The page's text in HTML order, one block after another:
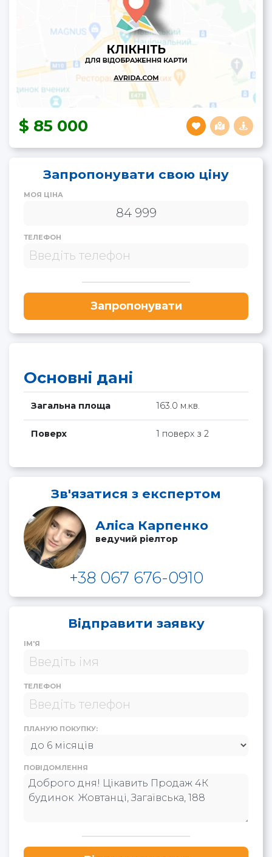
85 000
Запропонувати свою ціну
МОЯ ЦІНА
ТЕЛЕФОН
Запропонувати
Основні дані
Загальна площа 163.0 м.кв.
Поверх 1 поверх з 2
Зв'язатися з експертом
Аліса Карпенко
ведучий ріелтор
+38 067 676-0910
Відправити заявку
ІМ'Я
ТЕЛЕФОН
ПЛАНУЮ ПОКУПКУ:
ПОВІДОМЛЕННЯ